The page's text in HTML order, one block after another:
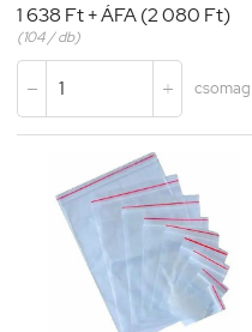
1 638 Ft + ÁFA (2 080 Ft)
(104 / db)
  csomag